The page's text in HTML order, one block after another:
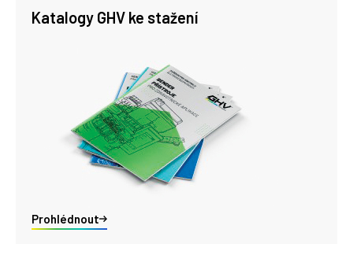
Katalogy GHV ke stažení
Prohlédnout